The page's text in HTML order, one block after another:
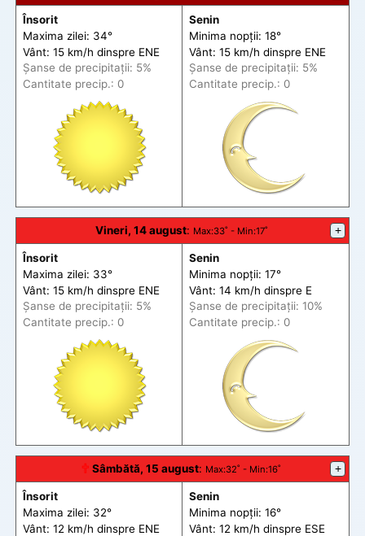
Însorit
Maxima zilei: 34°
Vânt: 15 km/h dinspre ENE
Șanse de precipitații: 5%
Cantitate precip.: 0
Senin
Minima nopții: 18°
Vânt: 15 km/h dinspre ENE
Șanse de precipitații: 5%
Cantitate precip.: 0
Vineri, 14 august: Max:33˚ - Min:17˚ +
Însorit
Maxima zilei: 33°
Vânt: 15 km/h dinspre ENE
Șanse de precipitații: 5%
Cantitate precip.: 0
Senin
Minima nopții: 17°
Vânt: 14 km/h dinspre E
Șanse de precipitații: 10%
Cantitate precip.: 0
🕆 Sâmbătă, 15 august: Max:32˚ - Min:16˚ +
Însorit
Maxima zilei: 32°
Vânt: 12 km/h dinspre ENE
Senin
Minima nopții: 16°
Vânt: 12 km/h dinspre ESE